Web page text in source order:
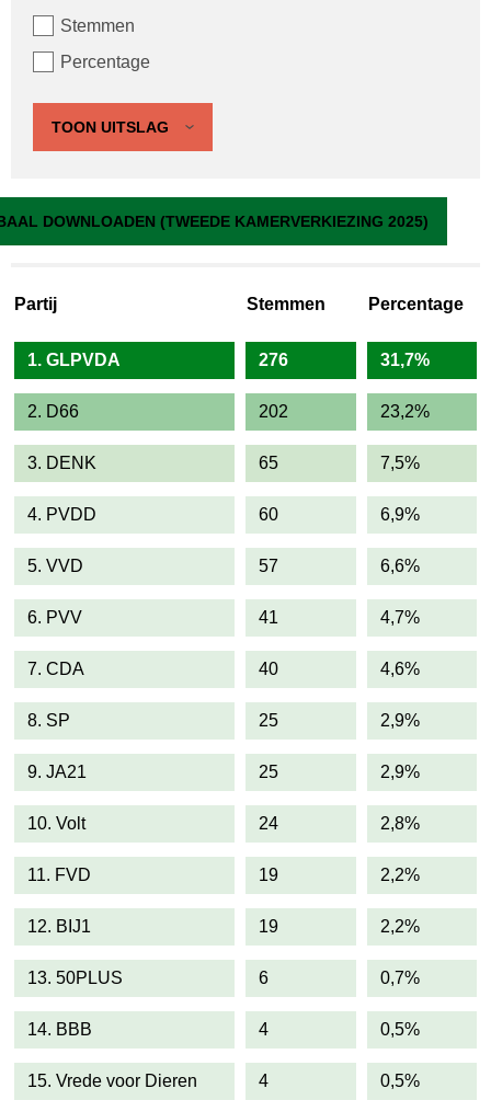
Stemmen
Percentage
TOON UITSLAG
13 Gymzaal Vliegerstraat
DOWNLOADEN (TWEEDE KAMERVERKIEZING 2025)
Partij Stemmen Percentage
1. GLPVDA 276 31,7%
2. D66 202 23,2%
3. DENK 65 7,5%
4. PVDD 60 6,9%
5. VVD 57 6,6%
6. PVV 41 4,7%
7. CDA 40 4,6%
8. SP 25 2,9%
9. JA21 25 2,9%
10. Volt 24 2,8%
11. FVD 19 2,2%
12. BIJ1 19 2,2%
13. 50PLUS 6 0,7%
14. BBB 4 0,5%
15. Vrede voor Dieren 4 0,5%